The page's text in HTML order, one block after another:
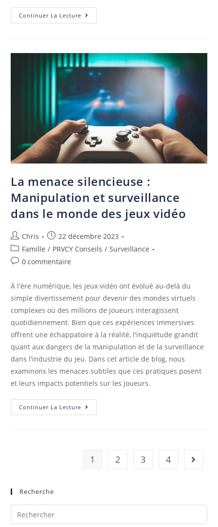
Continuer La Lecture
La menace silencieuse :
Manipulation et surveillance
dans le monde des jeux vidéo
Chris
22 décembre 2023
Famille / PRVCY Conseils / Surveillance
0 commentaire
À l'ère numérique, les jeux vidéo ont évolué au-delà du
simple divertissement pour devenir des mondes virtuels
complexes où des millions de joueurs interagissent
quotidiennement. Bien que ces expériences immersives
offrent une échappatoire à la réalité, l'inquiétude grandit
quant aux dangers de la manipulation et de la surveillance
dans l'industrie du jeu. Dans cet article de blog, nous
examinons les menaces subtiles que ces pratiques posent
et leurs impacts potentiels sur les joueurs.
Continuer La Lecture
1 2 3 4
Recherche